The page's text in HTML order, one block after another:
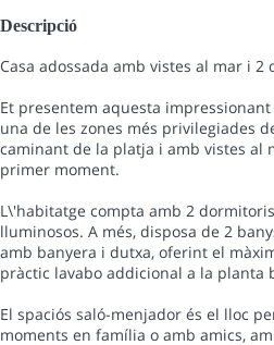
Descripció
Casa adossada amb vistes al mar i 2
Et presentem aquesta
una de les zones més privilegiades
caminant de la platja i amb vistes al
primer moment.
L\'habitatge compta amb 2
lluminosos. A més, disposa de 2
amb banyera i dutxa, oferint el
pràctic lavabo addicional a la planta
El spaciós saló-menjador és el lloc
moments en família o amb amics,